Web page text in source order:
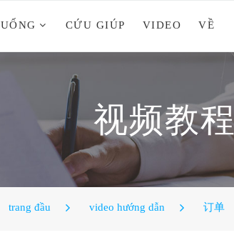
CỨU GIÚP VIDEO VỀ
视频教
trang đầu video hướng dẫn 订单